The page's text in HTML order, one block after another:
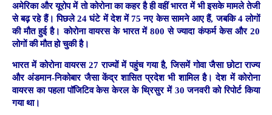
अमेरिका और यूरोप में तो कोरोना का कहर है ही वहीं भारत में भी इसके मामले तेजी
से बढ़ रहे हैं। पिछले 24 घंटे में देश में 75 नए केस सामने आए हैं, जबकि 4 लोगों
की मौत हुई है। कोरोना वायरस के भारत में 800 से ज्यादा कंफर्म केस और 20
लोगों की मौत हो चुकी है।
भारत में कोरोना वायरस 27 राज्यों में पहुंच गया है, जिसमें गोवा जैसा छोटा राज्य
और अंडमान-निकोबार जैसा केंद्र शासित प्रदेश भी शामिल है। देश में कोरोना
वायरस का पहला पॉजिटिव केस केरल के थ्रिसुर में 30 जनवरी को रिपोर्ट किया
गया था।